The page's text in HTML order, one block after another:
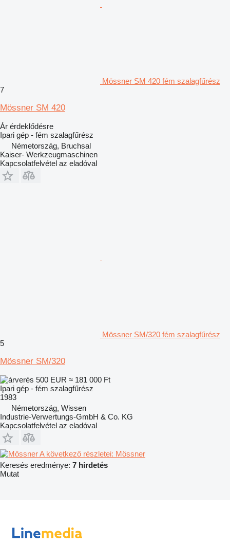
Mössner SM 420 fém szalagfűrész
7
Mössner SM 420
Ár érdeklődésre
Ipari gép - fém szalagfűrész
Németország, Bruchsal
Kaiser- Werkzeugmaschinen
Kapcsolatfelvétel az eladóval
Mössner SM/320 fém szalagfűrész
5
Mössner SM/320
500 EUR ≈ 181 000 Ft
Ipari gép - fém szalagfűrész
1983
Németország, Wissen
Industrie-Verwertungs-GmbH & Co. KG
Kapcsolatfelvétel az eladóval
A következő részletei: Mössner
Keresés eredménye: 7 hirdetés
Mutat